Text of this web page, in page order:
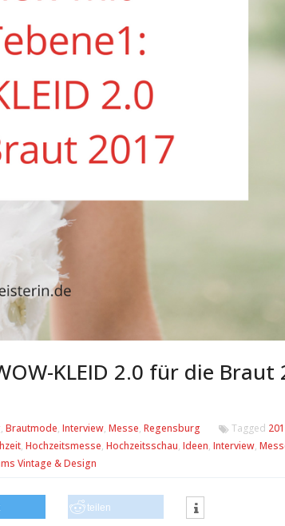
KLEID 2.0 für die Braut
, Brautmode, Interview, Messe, Regensburg Tagged
, Hochzeitsmesse, Hochzeitsschau, Ideen, Interview,
Vintage & Design
teilen